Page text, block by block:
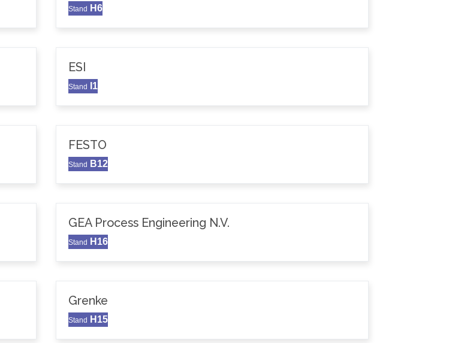
Stand H6
ESI
Stand I1
FESTO
Stand B12
GEA Process Engineering N.V.
Stand H16
Grenke
Stand H15